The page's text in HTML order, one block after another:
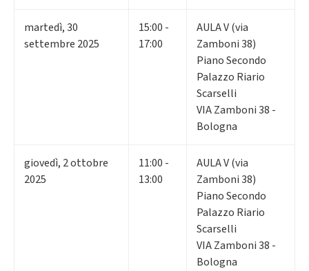
martedì,30
settembre 2025
15:00 -
17:00
AULA V (via
Zamboni 38)
Piano Secondo
Palazzo Riario
Scarselli
VIA Zamboni 38 -
Bologna
giovedì, 2ottobre
2025
11:00 -
13:00
AULA V (via
Zamboni 38)
Piano Secondo
Palazzo Riario
Scarselli
VIA Zamboni 38 -
Bologna